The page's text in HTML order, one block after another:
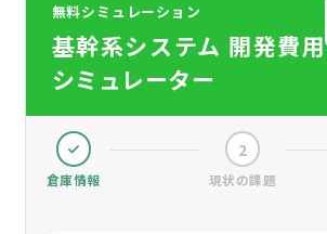
無料シミュレーション
基幹系システム 開発費用
シミュレーター
倉庫情報
2
現状の課題